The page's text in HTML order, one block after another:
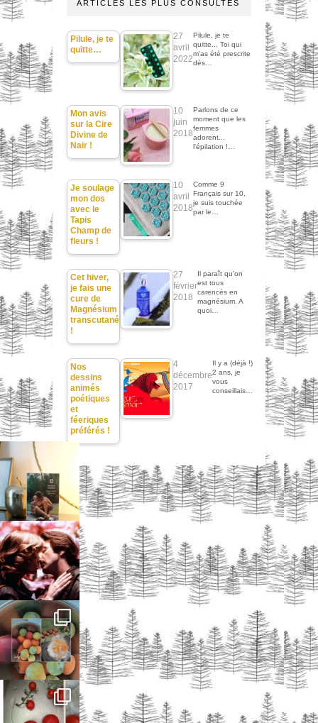
ARTICLES LES PLUS CONSULTÉS
Pilule, je te
quitte…
27
avril
2022
Pilule, je te
quitte... Toi qui
m'as été prescrite
dès…
Mon avis
sur la Cire
Divine de
Nair !
10
juin
2018
Parlons de ce
moment que les
femmes
adorent...
l'épilation !…
Je soulage
mon dos
avec le
Tapis
Champ de
fleurs !
10
avril
2018
Comme 9
Français sur 10,
je suis touchée
par le…
Cet hiver,
je fais une
cure de
Magnésium
transcutané
!
27
février
2018
Il paraît qu'on
est tous
carencés en
magnésium. A
quoi…
Nos
dessins
animés
poétiques
et
féeriques
préférés !
4
décembre
2017
Il y a (déjà !)
2 ans, je
vous
conseillais…